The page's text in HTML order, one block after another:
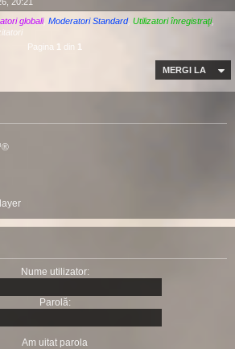
globali, Moderatori Standard, Utilizatori înregistraţi,
Pagina 1 din 1
MERGI LA
Nume utilizator:
Parolă:
Am uitat parola